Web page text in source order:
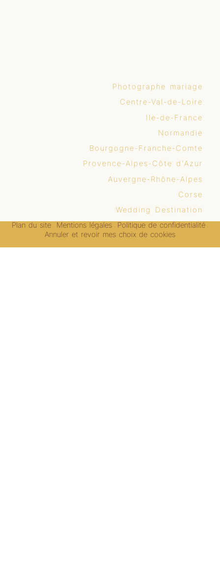
Photographe mariage
Centre-Val-de-Loire
Ile-de-France
Normandie
Bourgogne-Franche-Comte
Provence-Alpes-Côte d'Azur
Auvergne-Rhône-Alpes
Corse
Wedding Destination
Plan du site- Mentions légales- Politique de confidentialité-
Annuler et revoir mes choix de cookies